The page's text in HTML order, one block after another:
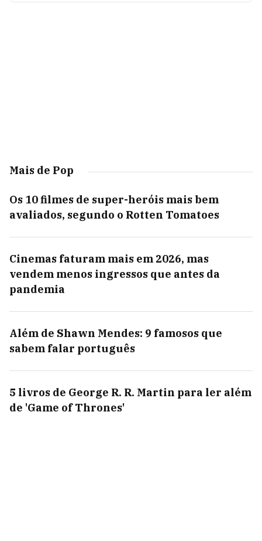
Mais de Pop
Os 10 filmes de super-heróis mais bem
avaliados, segundo o Rotten Tomatoes
Cinemas faturam mais em 2026, mas
vendem menos ingressos que antes da
pandemia
Além de Shawn Mendes: 9 famosos que
sabem falar português
5 livros de George R. R. Martin para ler além
de 'Game of Thrones'